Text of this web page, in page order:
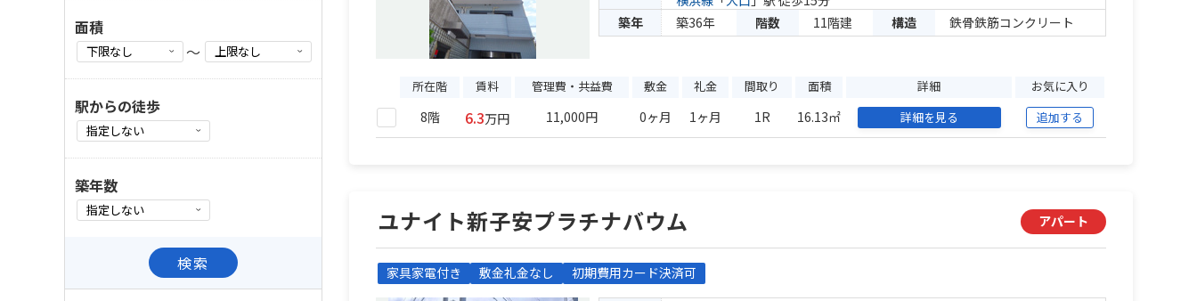
築年
築36年 階数 11階建 構造 鉄骨鉄筋コンクリート
所在階 賃料 管理費・共益費 敷金 礼金 間取り 面積 詳細 お気に入り
8階 6.3万円 11,000円 0ヶ月 1ヶ月 1R 16.13㎡ 詳細を見る 追加する
ユナイト新子安プラチナバウム アパート
家具家電付き 敷金礼金なし 初期費用カード決済可
面積
～
駅からの徒歩
築年数
検索